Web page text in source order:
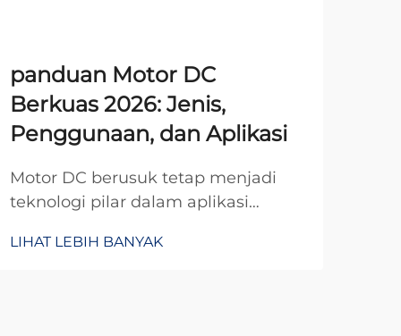
panduan Motor DC
Berkuas 2026: Jenis,
Penggunaan, dan Aplikasi
Motor DC berusuk tetap menjadi
teknologi pilar dalam aplikasi
menawarkan kinerja andal serta
LIHAT LEBIH BANYAK